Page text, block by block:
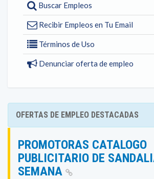
Buscar Empleos
Recibir Empleos en Tu Email
Términos de Uso
Denunciar oferta de empleo
OFERTAS DE EMPLEO DESTACADAS
PROMOTORAS CATALOGO
PUBLICITARIO DE
SEMANA